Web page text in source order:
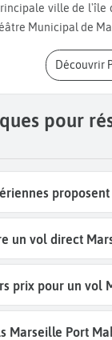
Municipal de
pour
un vol direct
prix pour un vol
Marseille Port